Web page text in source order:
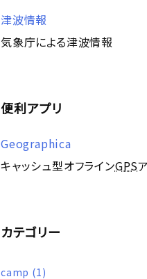
津波情報
気象庁による津波情報
便利アプリ
Geographica
キャッシュ型オフラインGPS
カテゴリー
camp (1)